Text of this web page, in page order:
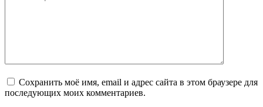
Сохранить моё имя, email и адрес сайта в этом браузере для
последующих моих комментариев.